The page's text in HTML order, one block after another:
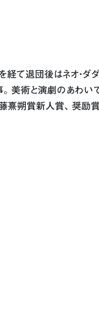
退団後はネオ・ダダ
美術と演劇のあわい
藤熹朔賞新人賞､ 奨